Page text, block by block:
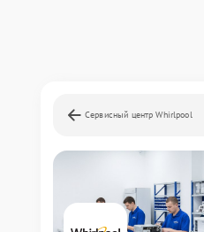
Сервисный центр Whirlpool